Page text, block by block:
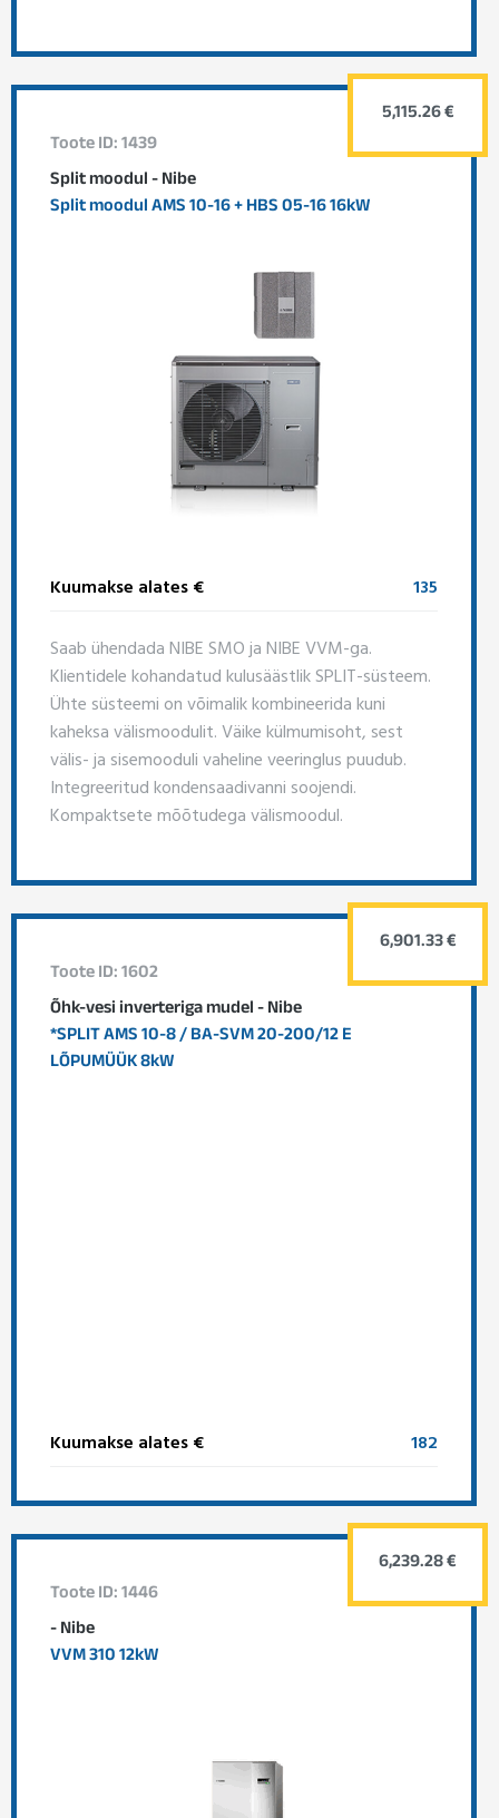
Toote ID: 1439
Split moodul - Nibe
Split moodul AMS 10-16 + HBS 05-16 16kW
Kuumakse alates € 135
Saab ühendada NIBE SMO ja NIBE VVM-ga.
Klientidele kohandatud kulusäästlik SPLIT-süsteem.
Ühte süsteemi on võimalik kombineerida kuni
kaheksa välismoodulit. Väike külmumisoht, sest
välis- ja sisemooduli vaheline veeringlus puudub.
Integreeritud kondensaadivanni soojendi.
Kompaktsete mõõtudega välismoodul.
5,115.26 €
Toote ID: 1602
Õhk-vesi inverteriga mudel - Nibe
*SPLIT AMS 10-8 / BA-SVM 20-200/12 E
LÕPUMÜÜK 8kW
Kuumakse alates € 182
6,901.33 €
Toote ID: 1446
- Nibe
VVM 310 12kW
6,239.28 €